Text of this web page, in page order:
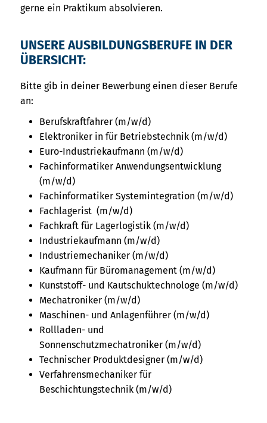
gerne ein Praktikum absolvieren.
UNSERE AUSBILDUNGSBERUFE IN DER
ÜBERSICHT:
Bitte gib in deiner Bewerbung einen dieser Berufe
an:
Berufskraftfahrer (m/w/d)
Elektroniker in für Betriebstechnik (m/w/d)
Euro-Industriekaufmann (m/w/d)
Fachinformatiker Anwendungsentwicklung
(m/w/d)
Fachinformatiker Systemintegration (m/w/d)
Fachlagerist (m/w/d)
Fachkraft für Lagerlogistik (m/w/d)
Industriekaufmann (m/w/d)
Industriemechaniker (m/w/d)
Kaufmann für Büromanagement (m/w/d)
Kunststoff- und Kautschuktechnologe (m/w/d)
Mechatroniker (m/w/d)
Maschinen- und Anlagenführer (m/w/d)
Rollladen- und
Sonnenschutzmechatroniker (m/w/d)
Technischer Produktdesigner (m/w/d)
Verfahrensmechaniker für
Beschichtungstechnik (m/w/d)